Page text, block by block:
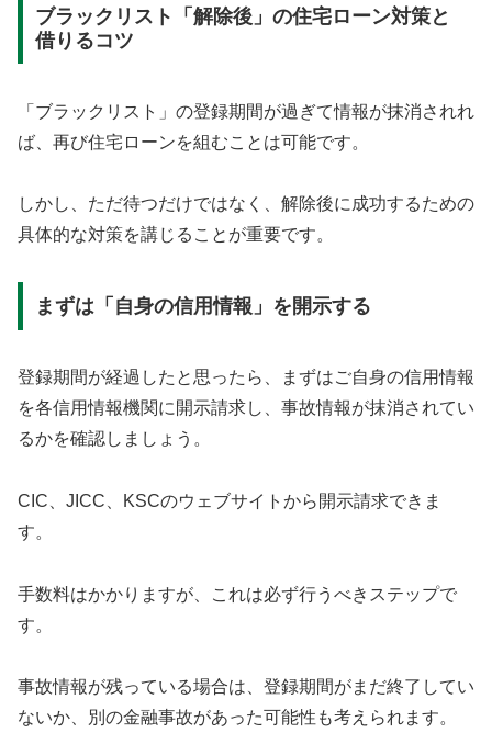
ブラックリスト「解除後」の住宅ローン対策と
借りるコツ
「ブラックリスト」の登録期間が過ぎて情報が抹消されれ
ば、再び住宅ローンを組むことは可能です。
しかし、ただ待つだけではなく、解除後に成功するための
具体的な対策を講じることが重要です。
まずは「自身の信用情報」を開示する
登録期間が経過したと思ったら、まずはご自身の信用情報
を各信用情報機関に開示請求し、事故情報が抹消されてい
るかを確認しましょう。
CIC、JICC、KSCのウェブサイトから開示請求できま
す。
手数料はかかりますが、これは必ず行うべきステップで
す。
事故情報が残っている場合は、登録期間がまだ終了してい
ないか、別の金融事故があった可能性も考えられます。